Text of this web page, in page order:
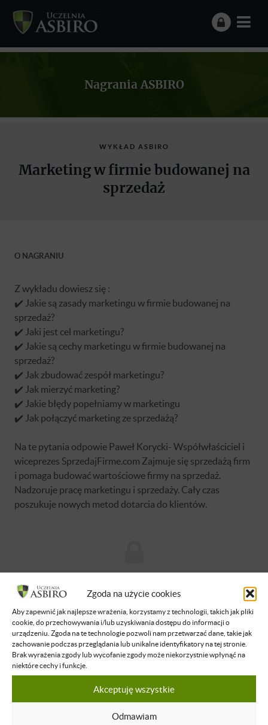
Zgoda na użycie cookies
Aby zapewnić jak najlepsze wrażenia, korzystamy z technologii, takich jak pliki
cookie, do przechowywania i/lub uzyskiwania dostępu do informacji o
urządzeniu. Zgoda na te technologie pozwoli nam przetwarzać dane, takie jak
zachowanie podczas przeglądania lub unikalne identyfikatory na tej stronie.
Brak wyrażenia zgody lub wycofanie zgody może niekorzystnie wpłynąć na
niektóre cechy i funkcje.
Akceptuję wszystkie
Odmawiam
Nagrania ASBIRO
WYKŁAD ASBIRO
Marketing w firmie budowanej na
sprzedaż
O NAGRANIU
Z wykładu dowiesz się :
✔️ Jakie są zasady marketingu w firmie budowanej na
sprzedaż?
✔️ Jaki jest cel marketingu?
✔️ Jakie są cechy marketingu w firmie budowanej na
sprzedaż?
✔️ Jak zbudować zespół marketingu?
✔️ Jak mierzyć marketing?
✔️ Jakie błędy popełniamy w marketingu
✔️ Jak połączyć marketing ze sprzedażą?
Na te pytania odpowie Paweł Korycki- Współwłaściciel i
wiceprezes SprzedajFirme.com Zajmuje się sprzedażą firm
i pomaga budować wartościowe firmy na sprzedaż.
Nadzoruje pracę marketingu i sprzedaży. Cały czas
poszukuje nowych metod dotarcia do klientów.
Nie masz dostępu do tej podstrony.
Zaloguj się
O WYKŁADOWCY
Paweł Korycki
Przedsiębiorca od 20 lat, założyciel i członek